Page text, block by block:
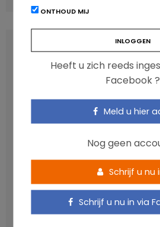
Anthocyanen: gunstig voor de
gezondheid
ONTHOUD MIJ
Heeft u zich reeds
Facebook ?
Meld u hier
Nog geen
Schrijf u nu
Schrijf u nu in via